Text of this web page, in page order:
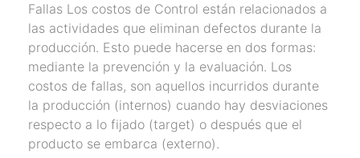
Fallas Los costos de Control están relacionados a
las actividades que eliminan defectos durante la
producción. Esto puede hacerse en dos formas:
mediante la prevención y la evaluación. Los
costos de fallas, son aquellos incurridos durante
la producción (internos) cuando hay desviaciones
respecto a lo fijado (target) o después que el
producto se embarca (externo).